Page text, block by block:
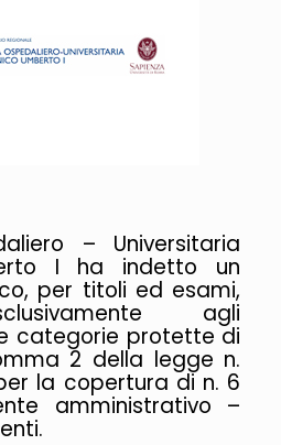
– Universitaria
I ha indetto un
per titoli ed esami,
agli
categorie protette di
2 della legge n.
la copertura di n. 6
amministrativo –